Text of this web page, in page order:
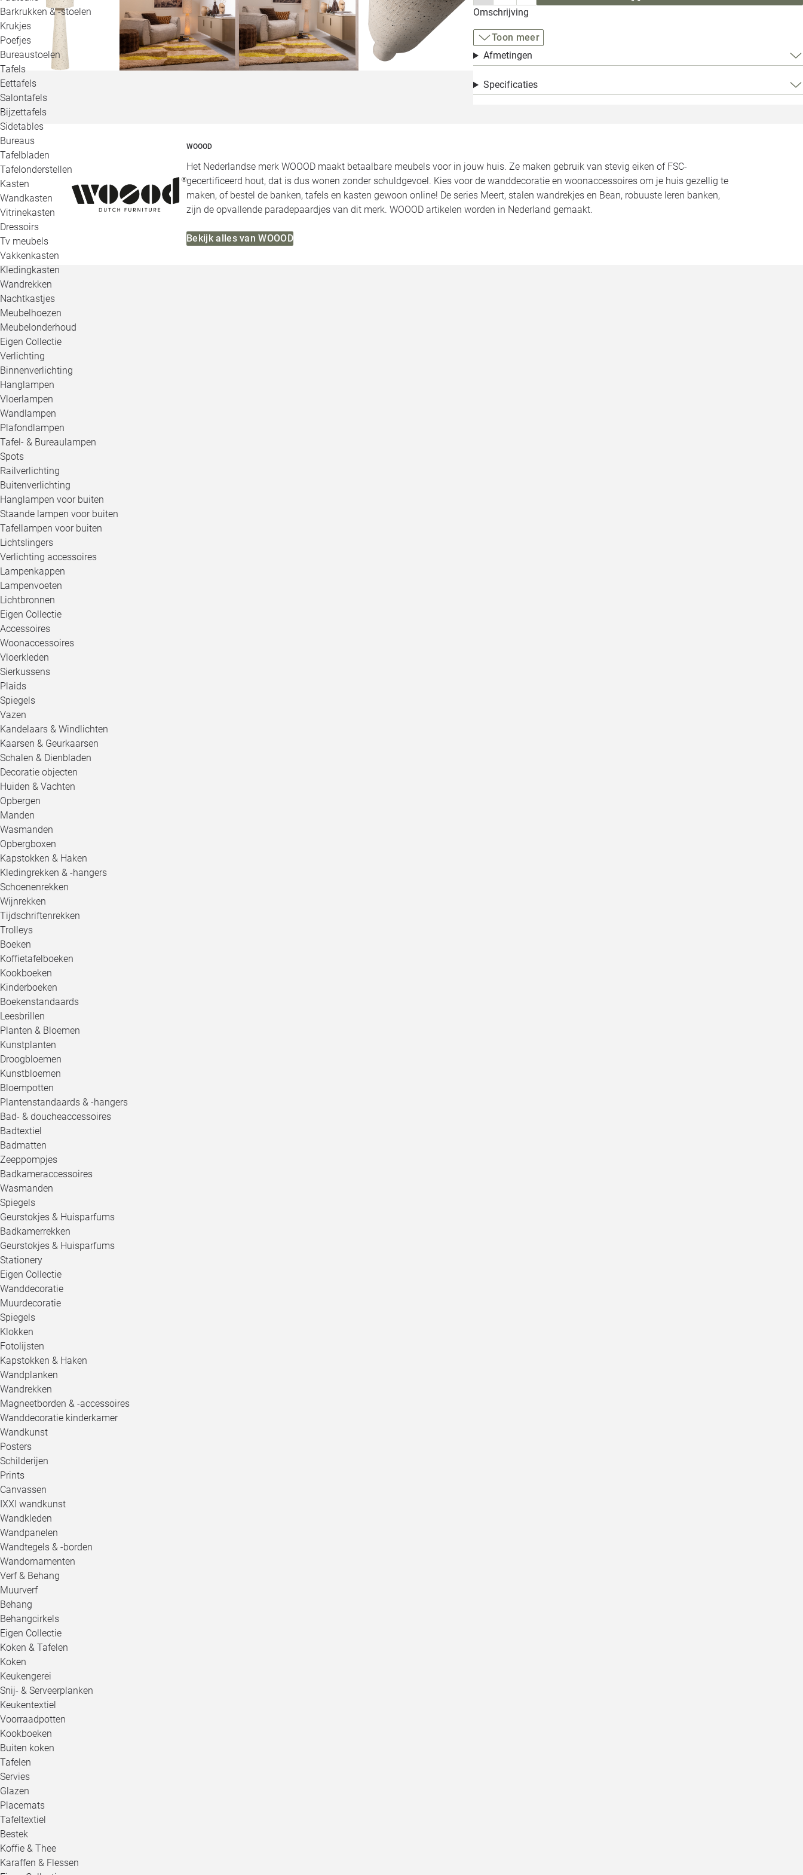
Barkrukken & -stoelen
Krukjes
Poefjes
Bureaustoelen
Tafels
Eettafels
Salontafels
Bijzettafels
Sidetables
Bureaus
Tafelbladen
Tafelonderstellen
Kasten
Wandkasten
Vitrinekasten
Dressoirs
Tv meubels
Vakkenkasten
Kledingkasten
Wandrekken
Nachtkastjes
Meubelhoezen
Meubelonderhoud
Eigen Collectie
Verlichting
Binnenverlichting
Hanglampen
Vloerlampen
Wandlampen
Plafondlampen
Tafel- & Bureaulampen
Spots
Railverlichting
Buitenverlichting
Hanglampen voor buiten
Staande lampen voor buiten
Tafellampen voor buiten
Lichtslingers
Verlichting accessoires
Lampenkappen
Lampenvoeten
Lichtbronnen
Eigen Collectie
Accessoires
Woonaccessoires
Vloerkleden
Sierkussens
Plaids
Spiegels
Vazen
Kandelaars & Windlichten
Kaarsen & Geurkaarsen
Schalen & Dienbladen
Decoratie objecten
Huiden & Vachten
Opbergen
Manden
Wasmanden
Opbergboxen
Kapstokken & Haken
Kledingrekken & -hangers
Schoenenrekken
Wijnrekken
Tijdschriftenrekken
Trolleys
Boeken
Koffietafelboeken
Kookboeken
Kinderboeken
Boekenstandaards
Leesbrillen
Planten & Bloemen
Kunstplanten
Droogbloemen
Kunstbloemen
Bloempotten
Plantenstandaards & -hangers
Bad- & doucheaccessoires
Badtextiel
Badmatten
Zeeppompjes
Badkameraccessoires
Wasmanden
Spiegels
Geurstokjes & Huisparfums
Badkamerrekken
Geurstokjes & Huisparfums
Stationery
Eigen Collectie
Wanddecoratie
Muurdecoratie
Spiegels
Klokken
Fotolijsten
Kapstokken & Haken
Wandplanken
Wandrekken
Magneetborden & -accessoires
Wanddecoratie kinderkamer
Wandkunst
Posters
Schilderijen
Prints
Canvassen
IXXI wandkunst
Wandkleden
Wandpanelen
Wandtegels & -borden
Wandornamenten
Verf & Behang
Muurverf
Behang
Behangcirkels
Eigen Collectie
Koken & Tafelen
Koken
Keukengerei
Snij- & Serveerplanken
Keukentextiel
Voorraadpotten
Kookboeken
Buiten koken
Tafelen
Servies
Glazen
Placemats
Tafeltextiel
Bestek
Koffie & Thee
Karaffen & Flessen
Omschrijving
Toon meer
Afmetingen
Specificaties
WOOOD
Het Nederlandse merk WOOOD maakt betaalbare meubels voor in jouw huis. Ze maken gebruik van stevig eiken of FSC-
gecertificeerd hout, dat is dus wonen zonder schuldgevoel. Kies voor de wanddecoratie en woonaccessoires om je huis gezellig te
maken, of bestel de banken, tafels en kasten gewoon online! De series Meert, stalen wandrekjes en Bean, robuuste leren banken,
zijn de opvallende paradepaardjes van dit merk. WOOOD artikelen worden in Nederland gemaakt.
Bekijk alles van WOOOD